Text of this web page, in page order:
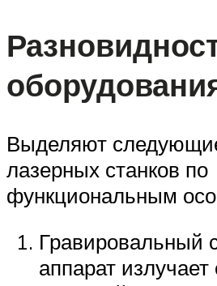
Выделяют
лазерных станков по
функциональным
Гравировальный
аппарат